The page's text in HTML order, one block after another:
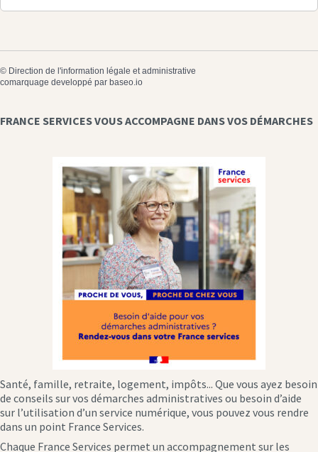
© Direction de l'information légale et administrative
comarquage developpé par baseo.io
FRANCE SERVICES VOUS ACCOMPAGNE DANS VOS DÉMARCHES
Santé, famille, retraite, logement, impôts... Que vous ayez besoin
de conseils sur vos démarches administratives ou besoin d’aide
sur l’utilisation d’un service numérique, vous pouvez vous rendre
dans un point France Services.
Chaque France Services permet un accompagnement sur les